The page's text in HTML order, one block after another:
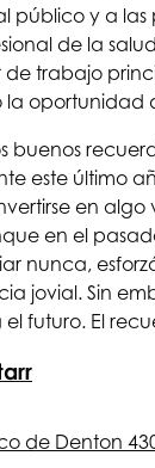
y a las
de la
trabajo
oportunidad
buenos
este último
en
en el
nunca,
jovial. Sin
futuro. El
de Denton